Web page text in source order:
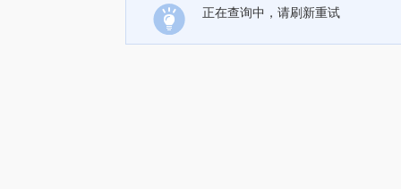
正在查询中，请刷新重试